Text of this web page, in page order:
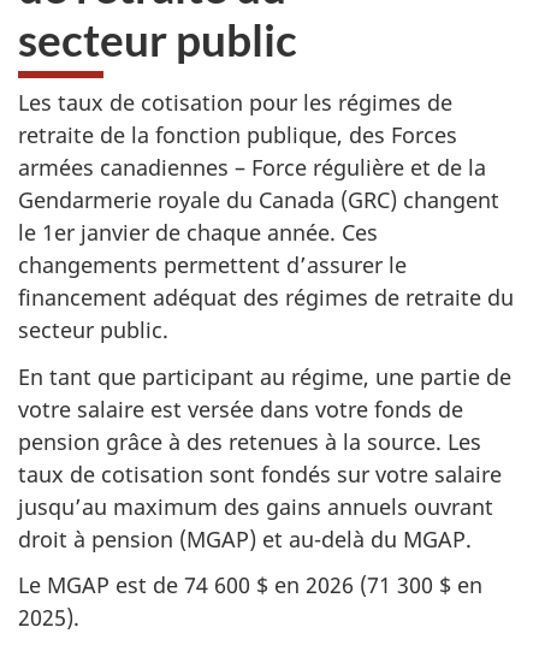
secteur public
Les taux de cotisation pour les régimes de
retraite de la fonction publique, des Forces
armées canadiennes – Force régulière et de la
Gendarmerie royale du Canada (GRC) changent
le 1er janvier de chaque année. Ces
changements permettent d’assurer le
financement adéquat des régimes de retraite du
secteur public.
En tant que participant au régime, une partie de
votre salaire est versée dans votre fonds de
pension grâce à des retenues à la source. Les
taux de cotisation sont fondés sur votre salaire
jusqu’au maximum des gains annuels ouvrant
droit à pension (MGAP) et au-delà du MGAP.
Le MGAP est de 74 600 $ en 2026 (71 300 $ en
2025).